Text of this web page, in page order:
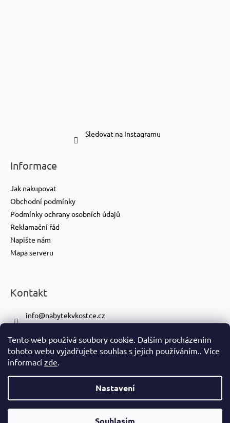
Tento web používá soubory cookie. Dalším procházením
tohoto webu vyjadřujete souhlas s jejich používáním.. Více
informací zde.
Nastavení
Souhlasím
Sledovat na Instagramu
Informace
Jak nakupovat
Obchodní podmínky
Podmínky ochrany osobních údajů
Reklamační řád
Napište nám
Mapa serveru
Kontakt
info@nabytekvkostce.cz
+420 601 116 371
https://www.facebook.com/nabytekvkostce.cz/
nabytek_v_kostce
Vytvořil Shoptet
Copyright 2026nabytek-v-kostce.cz. Všechna práva vyhrazena.
Ve spolupráci seS!CK Studiem